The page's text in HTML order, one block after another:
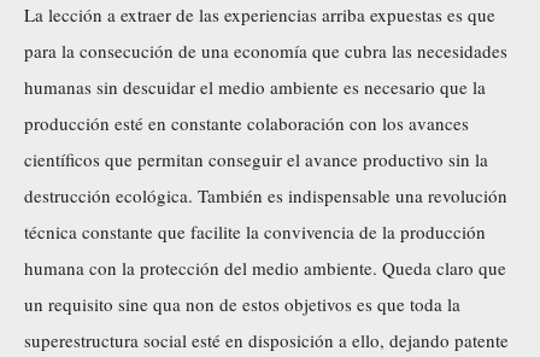
La lección a extraer de las experiencias arriba expuestas es que
para la consecución de una economía que cubra las necesidades
humanas sin descuidar el medio ambiente es necesario que la
producción esté en constante colaboración con los avances
científicos que permitan conseguir el avance productivo sin la
destrucción ecológica. También es indispensable una revolución
técnica constante que facilite la convivencia de la producción
humana con la protección del medio ambiente. Queda claro que
un requisito sine qua non de estos objetivos es que toda la
superestructura social esté en disposición a ello, dejando patente